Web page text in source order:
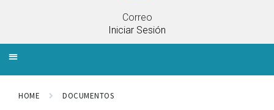
Correo
Iniciar Sesión
HOME DOCUMENTOS